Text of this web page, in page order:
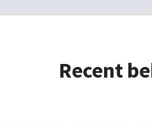
Recent